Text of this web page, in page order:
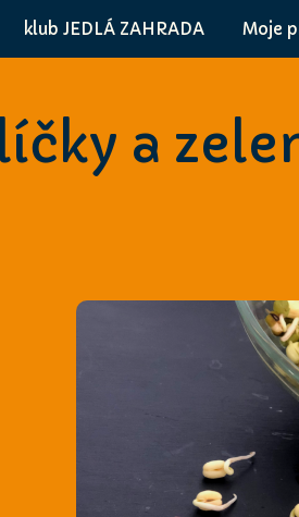
klub JEDLÁ ZAHRADA Moje
a